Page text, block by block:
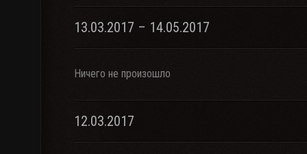
13.03.2017 – 14.05.2017
Ничего не произошло
12.03.2017